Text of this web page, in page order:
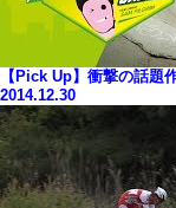
【Pick Up】衝撃の話題
2014.12.30